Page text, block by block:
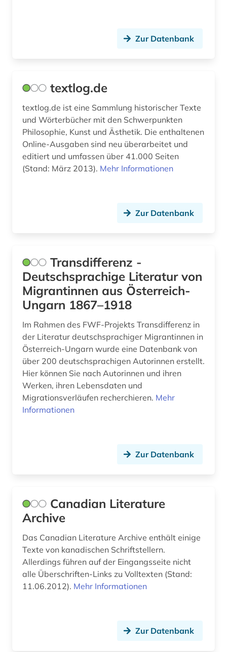
klassische studien (2)
konkordanz (4)
kontrollrat (1)
korolenko (1)
korpus (3)
krylov (1)
kultur (11)
kulturwissenschaften (8)
kunst (14)
kunstgeschichte (1)
kunststoffe (1)
kurden (1)
kurdisch (1)
körperschaft (1)
landeskunde (3)
latein (22)
lateinamerika (5)
Zur Datenbank
textlog.de
textlog.de ist eine Sammlung historischer Texte
und Wörterbücher mit den Schwerpunkten
Philosophie, Kunst und Ästhetik. Die enthaltenen
Online-Ausgaben sind neu überarbeitet und
editiert und umfassen über 41.000 Seiten
(Stand: März 2013). Mehr Informationen
Zur Datenbank
Transdifferenz -
Deutschsprachige Literatur von
Migrantinnen aus Österreich-
Ungarn 1867–1918
Im Rahmen des FWF-Projekts Transdifferenz in
der Literatur deutschsprachiger Migrantinnen in
Österreich-Ungarn wurde eine Datenbank von
über 200 deutschsprachigen Autorinnen erstellt.
Hier können Sie nach Autorinnen und ihren
Werken, ihren Lebensdaten und
Migrationsverläufen recherchieren. Mehr
Informationen
Zur Datenbank
Canadian Literature
Archive
Das Canadian Literature Archive enthält einige
Texte von kanadischen Schriftstellern.
Allerdings führen auf der Eingangsseite nicht
alle Überschriften-Links zu Volltexten (Stand:
11.06.2012). Mehr Informationen
Zur Datenbank